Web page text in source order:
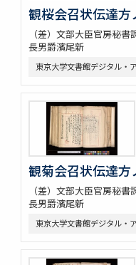
観桜会召状伝達方
（差）文部大臣官房秘
長男爵濱尾新
東京大学文書館デジタル・
観菊会召状伝達方
（差）文部大臣官房秘
長男爵濱尾新
東京大学文書館デジタル・